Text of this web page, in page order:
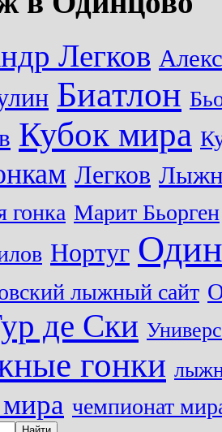
Легков
Биатлон
Кубок мира
Легков
гонка Марит Бьорген
Нортуг
лыжный сайт
де Ски
гонки
чемпионат